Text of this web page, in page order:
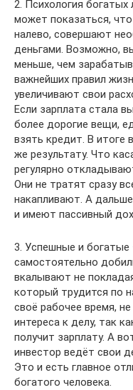
2. Психология
может показаться,
налево, совершают
деньгами. Возможно,
меньше, чем
важнейших правил
увеличивают свои
Если зарплата стала
более дорогие вещи,
взять кредит. В итоге
же результату. Что
регулярно
Они не тратят сразу
накапливают. А
и имеют пассивный
3. Успешные и
самостоятельно
вкалывают не
который трудится по
своё рабочее время,
интереса к делу, так
получит зарплату. А
инвестор ведёт свои
Это и есть главное
богатого человека.